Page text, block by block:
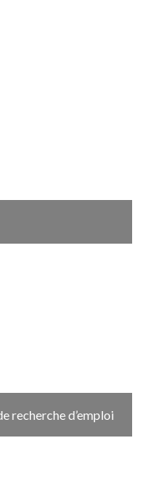
recherche d’emploi